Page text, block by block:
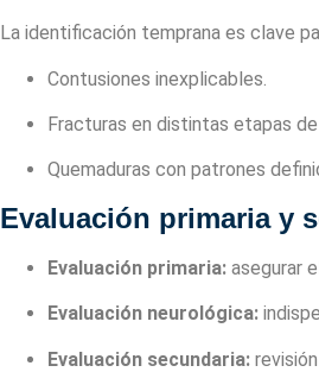
La identificación temprana es clave
Contusiones inexplicables.
Fracturas en distintas etapas
Quemaduras con patrones
Evaluación primaria y
Evaluación primaria: asegurar
Evaluación neurológica:
Evaluación secundaria: